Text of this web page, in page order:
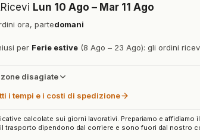
Ricevi Lun 10 Ago – Mar 11 Ago
ora, partedomani
per Ferie estive (8 Ago – 23 Ago): gli ordini
disagiate
i tempi e i costi di spedizione
calcolate sui giorni lavorativi. Prepariamo e
il trasporto dipendono dal corriere e sono fuori dal nostro